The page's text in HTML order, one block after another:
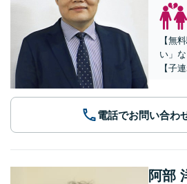
【無
い」
【子
電話でお問い合わ
阿部